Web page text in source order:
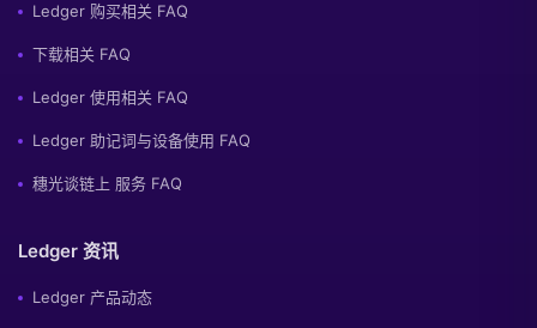
Ledger 购买相关 FAQ
下载相关 FAQ
Ledger 使用相关 FAQ
Ledger 助记词与设备使用 FAQ
穗光谈链上 服务 FAQ
Ledger 资讯
Ledger 产品动态